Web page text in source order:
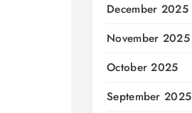
December 2025
November 2025
October 2025
September 2025